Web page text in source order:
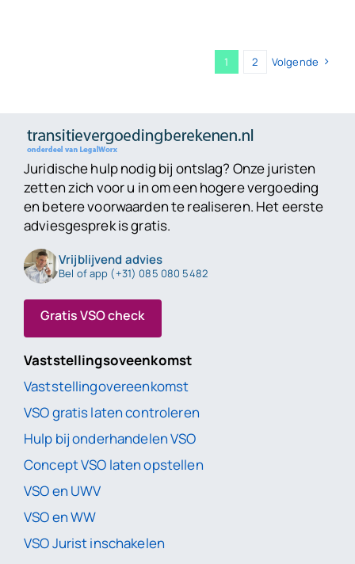
1 2 Volgende
Juridische hulp nodig bij ontslag? Onze juristen
zetten zich voor u in om een hogere vergoeding
en betere voorwaarden te realiseren. Het eerste
adviesgesprek is gratis.
Vrijblijvend advies
Bel of app (+31) 085 080 5482
Gratis VSO check
Vaststellingsoveenkomst
Vaststellingovereenkomst
VSO gratis laten controleren
Hulp bij onderhandelen VSO
Concept VSO laten opstellen
VSO en UWV
VSO en WW
VSO Jurist inschakelen